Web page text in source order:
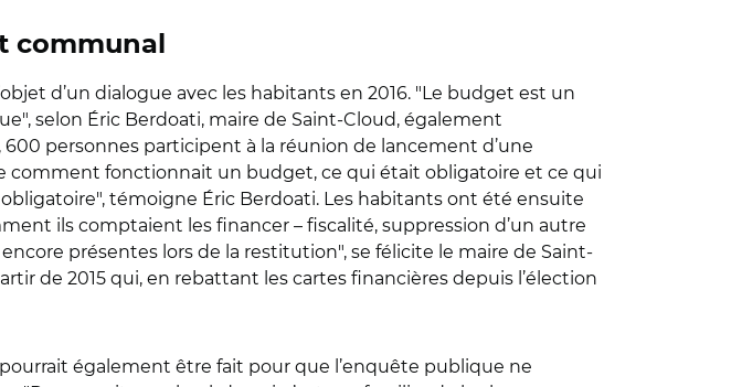
communal
d’un dialogue avec les habitants en 2016. "Le budget est un
selon Éric Berdoati, maire de Saint-Cloud, également
personnes participent à la réunion de lancement d’une
comment fonctionnait un budget, ce qui était obligatoire et ce qui
témoigne Éric Berdoati. Les habitants ont été ensuite
ils comptaient les financer – fiscalité, suppression d’un autre
présentes lors de la restitution", se félicite le maire de Saint-
de 2015 qui, en rebattant les cartes financières depuis l’élection
également être fait pour que l’enquête publique ne